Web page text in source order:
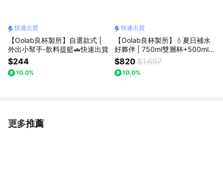
快速出貨
【Oolab良杯製所】自選款式 |
外出小幫手-飲料提籃🚗快速出貨
$244
10.0%
快速出貨
【Oolab良杯製所】💧夏日補水
好夥伴 | 750ml雙層杯+500ml
搖搖杯🚗快速出貨
$820 $1,697
10.0%
更多推薦
看更多